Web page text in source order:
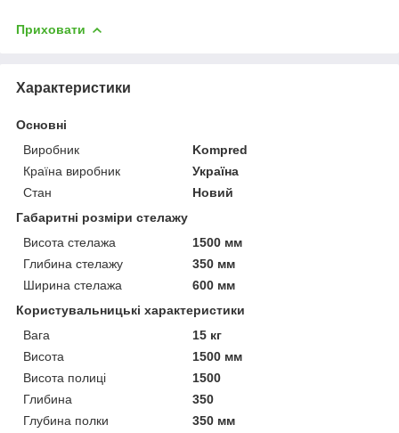
Приховати
Характеристики
Основні
Виробник
Kompred
Країна виробник
Україна
Стан
Новий
Габаритні розміри стелажу
Висота стелажа
1500 мм
Глибина стелажу
350 мм
Ширина стелажа
600 мм
Користувальницькі характеристики
Вага
15 кг
Висота
1500 мм
Висота полиці
1500
Глибина
350
Глубина полки
350 мм